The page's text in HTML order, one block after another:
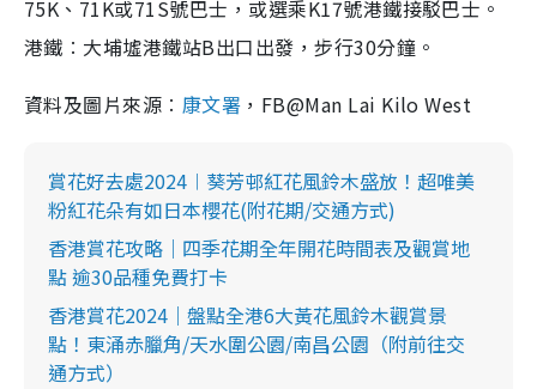
75K、71K或71S號巴士，或選乘K17號港鐵接駁巴士。
港鐵︰大埔墟港鐵站B出口出發，步行30分鐘。
資料及圖片來源︰ 康文署 ，FB@Man Lai Kilo West
賞花好去處2024︱葵芳邨紅花風鈴木盛放！超唯美
粉紅花朵有如日本櫻花(附花期/交通方式)
香港賞花攻略｜四季花期全年開花時間表及觀賞地
點 逾30品種免費打卡
香港賞花2024｜盤點全港6大黃花風鈴木觀賞景
點！東涌赤臘角/天水圍公園/南昌公園（附前往交
通方式）